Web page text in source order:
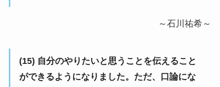
～石川祐希～
(15) 自分のやりたいと思うことを伝えること
ができるようになりました。ただ、口論にな